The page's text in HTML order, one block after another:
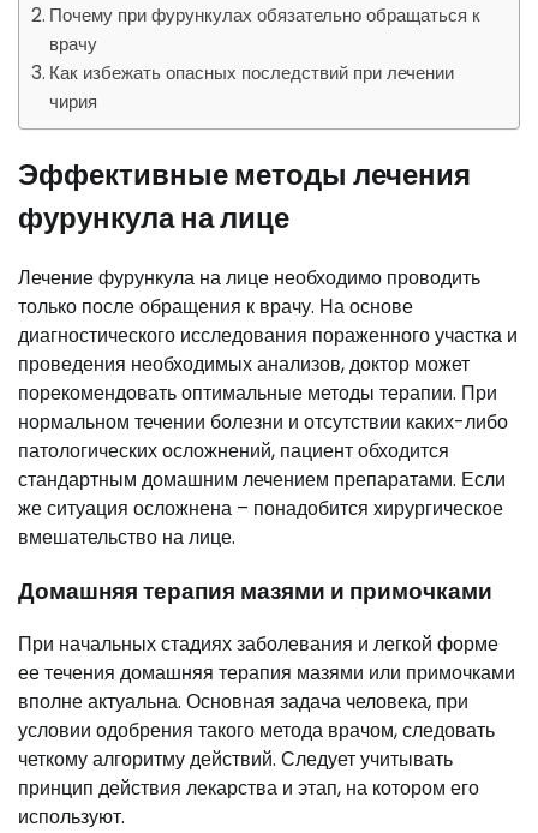
Почему при фурункулах обязательно обращаться к
врачу
Как избежать опасных последствий при лечении
чирия
Эффективные методы лечения
фурункула на лице
Лечение фурункула на лице необходимо проводить
только после обращения к врачу. На основе
диагностического исследования пораженного участка и
проведения необходимых анализов, доктор может
порекомендовать оптимальные методы терапии. При
нормальном течении болезни и отсутствии каких-либо
патологических осложнений, пациент обходится
стандартным домашним лечением препаратами. Если
же ситуация осложнена – понадобится хирургическое
вмешательство на лице.
Домашняя терапия мазями и примочками
При начальных стадиях заболевания и легкой форме
ее течения домашняя терапия мазями или примочками
вполне актуальна. Основная задача человека, при
условии одобрения такого метода врачом, следовать
четкому алгоритму действий. Следует учитывать
принцип действия лекарства и этап, на котором его
используют.